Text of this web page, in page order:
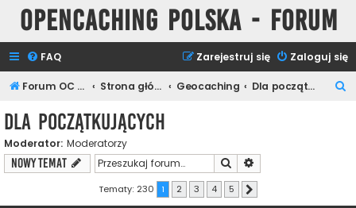
Opencaching Polska - Forum
FAQ Zaloguj się
Zarejestruj się
Forum OC PL Strona główna Geocaching Dla początkujących
Dla początkujących
Moderator: Moderatorzy
NOWY TEMAT Szukaj
Tematy: 230 1 2 3 4 5